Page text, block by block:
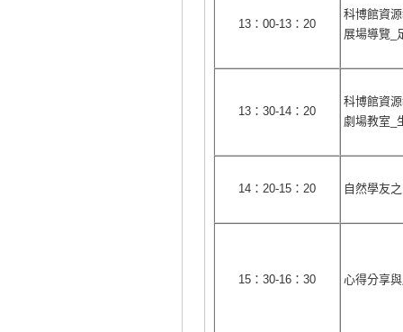
13 ： 00-13 ： 20
科博館資
展場導覽
13 ： 30-14 ： 20
科博館資
劇場教室 _
14 ： 20-15 ： 20 自然學友
15 ： 30-16 ： 30 心得分享